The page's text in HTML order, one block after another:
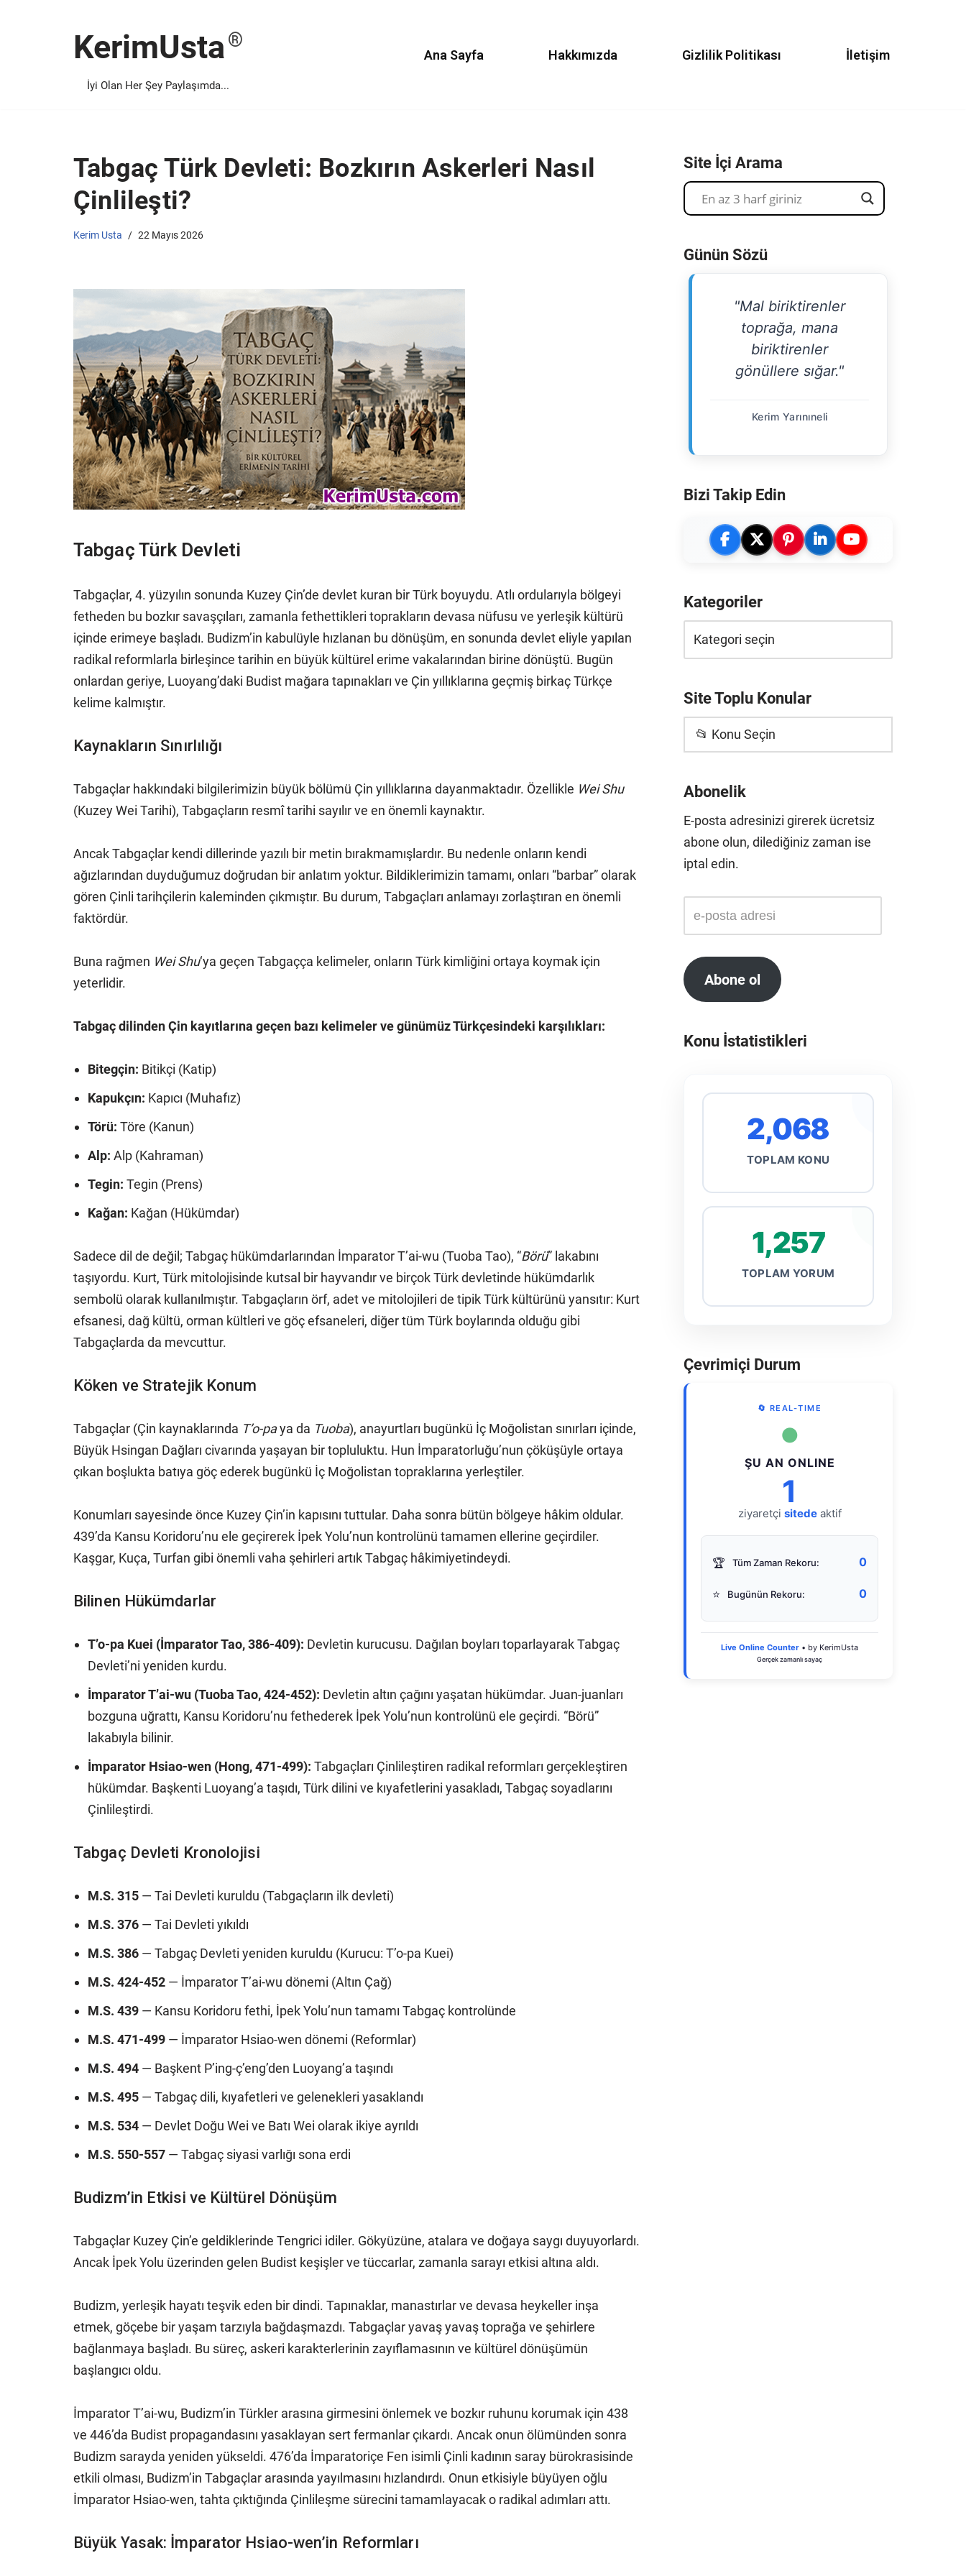
KerimUsta
İyi Olan Her Şey Paylaşımda...
Ana Sayfa Hakkımızda Gizlilik Politikası İletişim
Tabgaç Türk Devleti: Bozkırın Askerleri Nasıl
Çinlileşti?
Kerim Usta 22 Mayıs 2026
Tabgaç Türk Devleti
Tabgaçlar, 4. yüzyılın sonunda Kuzey Çin’de devlet kuran bir Türk boyuydu. Atlı ordularıyla bölgeyi
fetheden bu bozkır savaşçıları, zamanla fethettikleri toprakların devasa nüfusu ve yerleşik kültürü
içinde erimeye başladı. Budizm’in kabulüyle hızlanan bu dönüşüm, en sonunda devlet eliyle yapılan
radikal reformlarla birleşince tarihin en büyük kültürel erime vakalarından birine dönüştü. Bugün
onlardan geriye, Luoyang’daki Budist mağara tapınakları ve Çin yıllıklarına geçmiş birkaç Türkçe
kelime kalmıştır.
Kaynakların Sınırlılığı
Tabgaçlar hakkındaki bilgilerimizin büyük bölümü Çin yıllıklarına dayanmaktadır. Özellikle Wei Shu
(Kuzey Wei Tarihi), Tabgaçların resmî tarihi sayılır ve en önemli kaynaktır.
Ancak Tabgaçlar kendi dillerinde yazılı bir metin bırakmamışlardır. Bu nedenle onların kendi
ağızlarından duyduğumuz doğrudan bir anlatım yoktur. Bildiklerimizin tamamı, onları “barbar” olarak
gören Çinli tarihçilerin kaleminden çıkmıştır. Bu durum, Tabgaçları anlamayı zorlaştıran en önemli
faktördür.
Buna rağmen Wei Shu‘ya geçen Tabgaçça kelimeler, onların Türk kimliğini ortaya koymak için
yeterlidir.
Tabgaç dilinden Çin kayıtlarına geçen bazı kelimeler ve günümüz Türkçesindeki karşılıkları:
Bitegçin: Bitikçi (Katip)
Kapukçın: Kapıcı (Muhafız)
Törü: Töre (Kanun)
Alp: Alp (Kahraman)
Tegin: Tegin (Prens)
Kağan: Kağan (Hükümdar)
Sadece dil de değil; Tabgaç hükümdarlarından İmparator T’ai-wu (Tuoba Tao), “Börü” lakabını
taşıyordu. Kurt, Türk mitolojisinde kutsal bir hayvandır ve birçok Türk devletinde hükümdarlık
sembolü olarak kullanılmıştır. Tabgaçların örf, adet ve mitolojileri de tipik Türk kültürünü yansıtır: Kurt
efsanesi, dağ kültü, orman kültleri ve göç efsaneleri, diğer tüm Türk boylarında olduğu gibi
Tabgaçlarda da mevcuttur.
Köken ve Stratejik Konum
Tabgaçlar (Çin kaynaklarında T’o-paya da Tuoba), anayurtları bugünkü İç Moğolistan sınırları içinde,
Büyük Hsingan Dağları civarında yaşayan bir topluluktu. Hun İmparatorluğu’nun çöküşüyle ortaya
çıkan boşlukta batıya göç ederek bugünkü İç Moğolistan topraklarına yerleştiler.
Konumları sayesinde önce Kuzey Çin’in kapısını tuttular. Daha sonra bütün bölgeye hâkim oldular.
439’da Kansu Koridoru’nu ele geçirerek İpek Yolu’nun kontrolünü tamamen ellerine geçirdiler.
Kaşgar, Kuça, Turfan gibi önemli vaha şehirleri artık Tabgaç hâkimiyetindeydi.
Bilinen Hükümdarlar
T’o-pa Kuei (İmparator Tao, 386-409): Devletin kurucusu. Dağılan boyları toparlayarak Tabgaç
Devleti’ni yeniden kurdu.
İmparator T’ai-wu (Tuoba Tao, 424-452): Devletin altın çağını yaşatan hükümdar. Juan-juanları
bozguna uğrattı, Kansu Koridoru’nu fethederek İpek Yolu’nun kontrolünü ele geçirdi. “Börü”
lakabıyla bilinir.
İmparator Hsiao-wen (Hong, 471-499): Tabgaçları Çinlileştiren radikal reformları gerçekleştiren
hükümdar. Başkenti Luoyang’a taşıdı, Türk dilini ve kıyafetlerini yasakladı, Tabgaç soyadlarını
Çinlileştirdi.
Tabgaç Devleti Kronolojisi
M.S. 315 — Tai Devleti kuruldu (Tabgaçların ilk devleti)
M.S. 376 — Tai Devleti yıkıldı
M.S. 386 — Tabgaç Devleti yeniden kuruldu (Kurucu: T’o-pa Kuei)
M.S. 424-452 — İmparator T’ai-wu dönemi (Altın Çağ)
M.S. 439 — Kansu Koridoru fethi, İpek Yolu’nun tamamı Tabgaç kontrolünde
M.S. 471-499 — İmparator Hsiao-wen dönemi (Reformlar)
M.S. 494 — Başkent P’ing-ç’eng’den Luoyang’a taşındı
M.S. 495 — Tabgaç dili, kıyafetleri ve gelenekleri yasaklandı
M.S. 534 — Devlet Doğu Wei ve Batı Wei olarak ikiye ayrıldı
M.S. 550-557 — Tabgaç siyasi varlığı sona erdi
Budizm’in Etkisi ve Kültürel Dönüşüm
Tabgaçlar Kuzey Çin’e geldiklerinde Tengrici idiler. Gökyüzüne, atalara ve doğaya saygı duyuyorlardı.
Ancak İpek Yolu üzerinden gelen Budist keşişler ve tüccarlar, zamanla sarayı etkisi altına aldı.
Budizm, yerleşik hayatı teşvik eden bir dindi. Tapınaklar, manastırlar ve devasa heykeller inşa
etmek, göçebe bir yaşam tarzıyla bağdaşmazdı. Tabgaçlar yavaş yavaş toprağa ve şehirlere
bağlanmaya başladı. Bu süreç, askeri karakterlerinin zayıflamasının ve kültürel dönüşümün
başlangıcı oldu.
İmparator T’ai-wu, Budizm’in Türkler arasına girmesini önlemek ve bozkır ruhunu korumak için 438
ve 446’da Budist propagandasını yasaklayan sert fermanlar çıkardı. Ancak onun ölümünden sonra
Budizm sarayda yeniden yükseldi. 476’da İmparatoriçe Fen isimli Çinli kadının saray bürokrasisinde
etkili olması, Budizm’in Tabgaçlar arasında yayılmasını hızlandırdı. Onun etkisiyle büyüyen oğlu
İmparator Hsiao-wen, tahta çıktığında Çinlileşme sürecini tamamlayacak o radikal adımları attı.
Büyük Yasak: İmparator Hsiao-wen’in Reformları
Site İçi Arama
Günün Sözü
"Mal biriktirenler
toprağa, mana
biriktirenler
gönüllere sığar."
Kerim Yarınıneli
Bizi Takip Edin
Kategoriler
Site Toplu Konular
📂 Konu Seçin
Abonelik
E-posta adresinizi girerek ücretsiz
abone olun, dilediğiniz zaman ise
iptal edin.
Abone ol
Konu İstatistikleri
2,068
TOPLAM KONU
1,257
TOPLAM YORUM
Çevrimiçi Durum
🔄 REAL-TIME
●
ŞU AN ONLINE
1
ziyaretçi sitedeaktif
🏆 Tüm Zaman Rekoru: 0
⭐ Bugünün Rekoru: 0
Live Online Counter • by KerimUsta
Gerçek zamanlı sayaç